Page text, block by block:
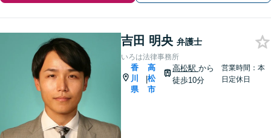
吉田 明央 弁護士
いろは法律事務所
香
川
県
|
高
松
市
高松駅 から
徒歩10分
営業時間：本
日定休日